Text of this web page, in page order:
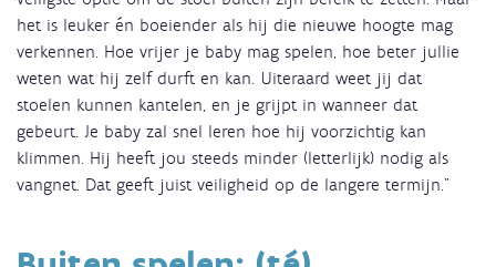
het is leuker én boeiender als hij die nieuwe hoogte mag
verkennen. Hoe vrijer je baby mag spelen, hoe beter jullie
weten wat hij zelf durft en kan. Uiteraard weet jij dat
stoelen kunnen kantelen, en je grijpt in wanneer dat
gebeurt. Je baby zal snel leren hoe hij voorzichtig kan
klimmen. Hij heeft jou steeds minder (letterlijk) nodig als
vangnet. Dat geeft juist veiligheid op de langere termijn.”